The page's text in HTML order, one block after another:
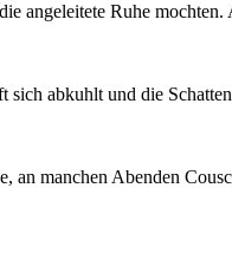
angeleitete Ruhe mochten.
sich abkuhlt und die
manchen Abenden